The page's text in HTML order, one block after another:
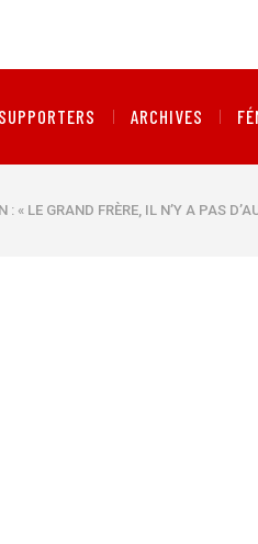
SUPPORTERS ARCHIVES
: « LE GRAND FRÈRE, IL N’Y A PAS